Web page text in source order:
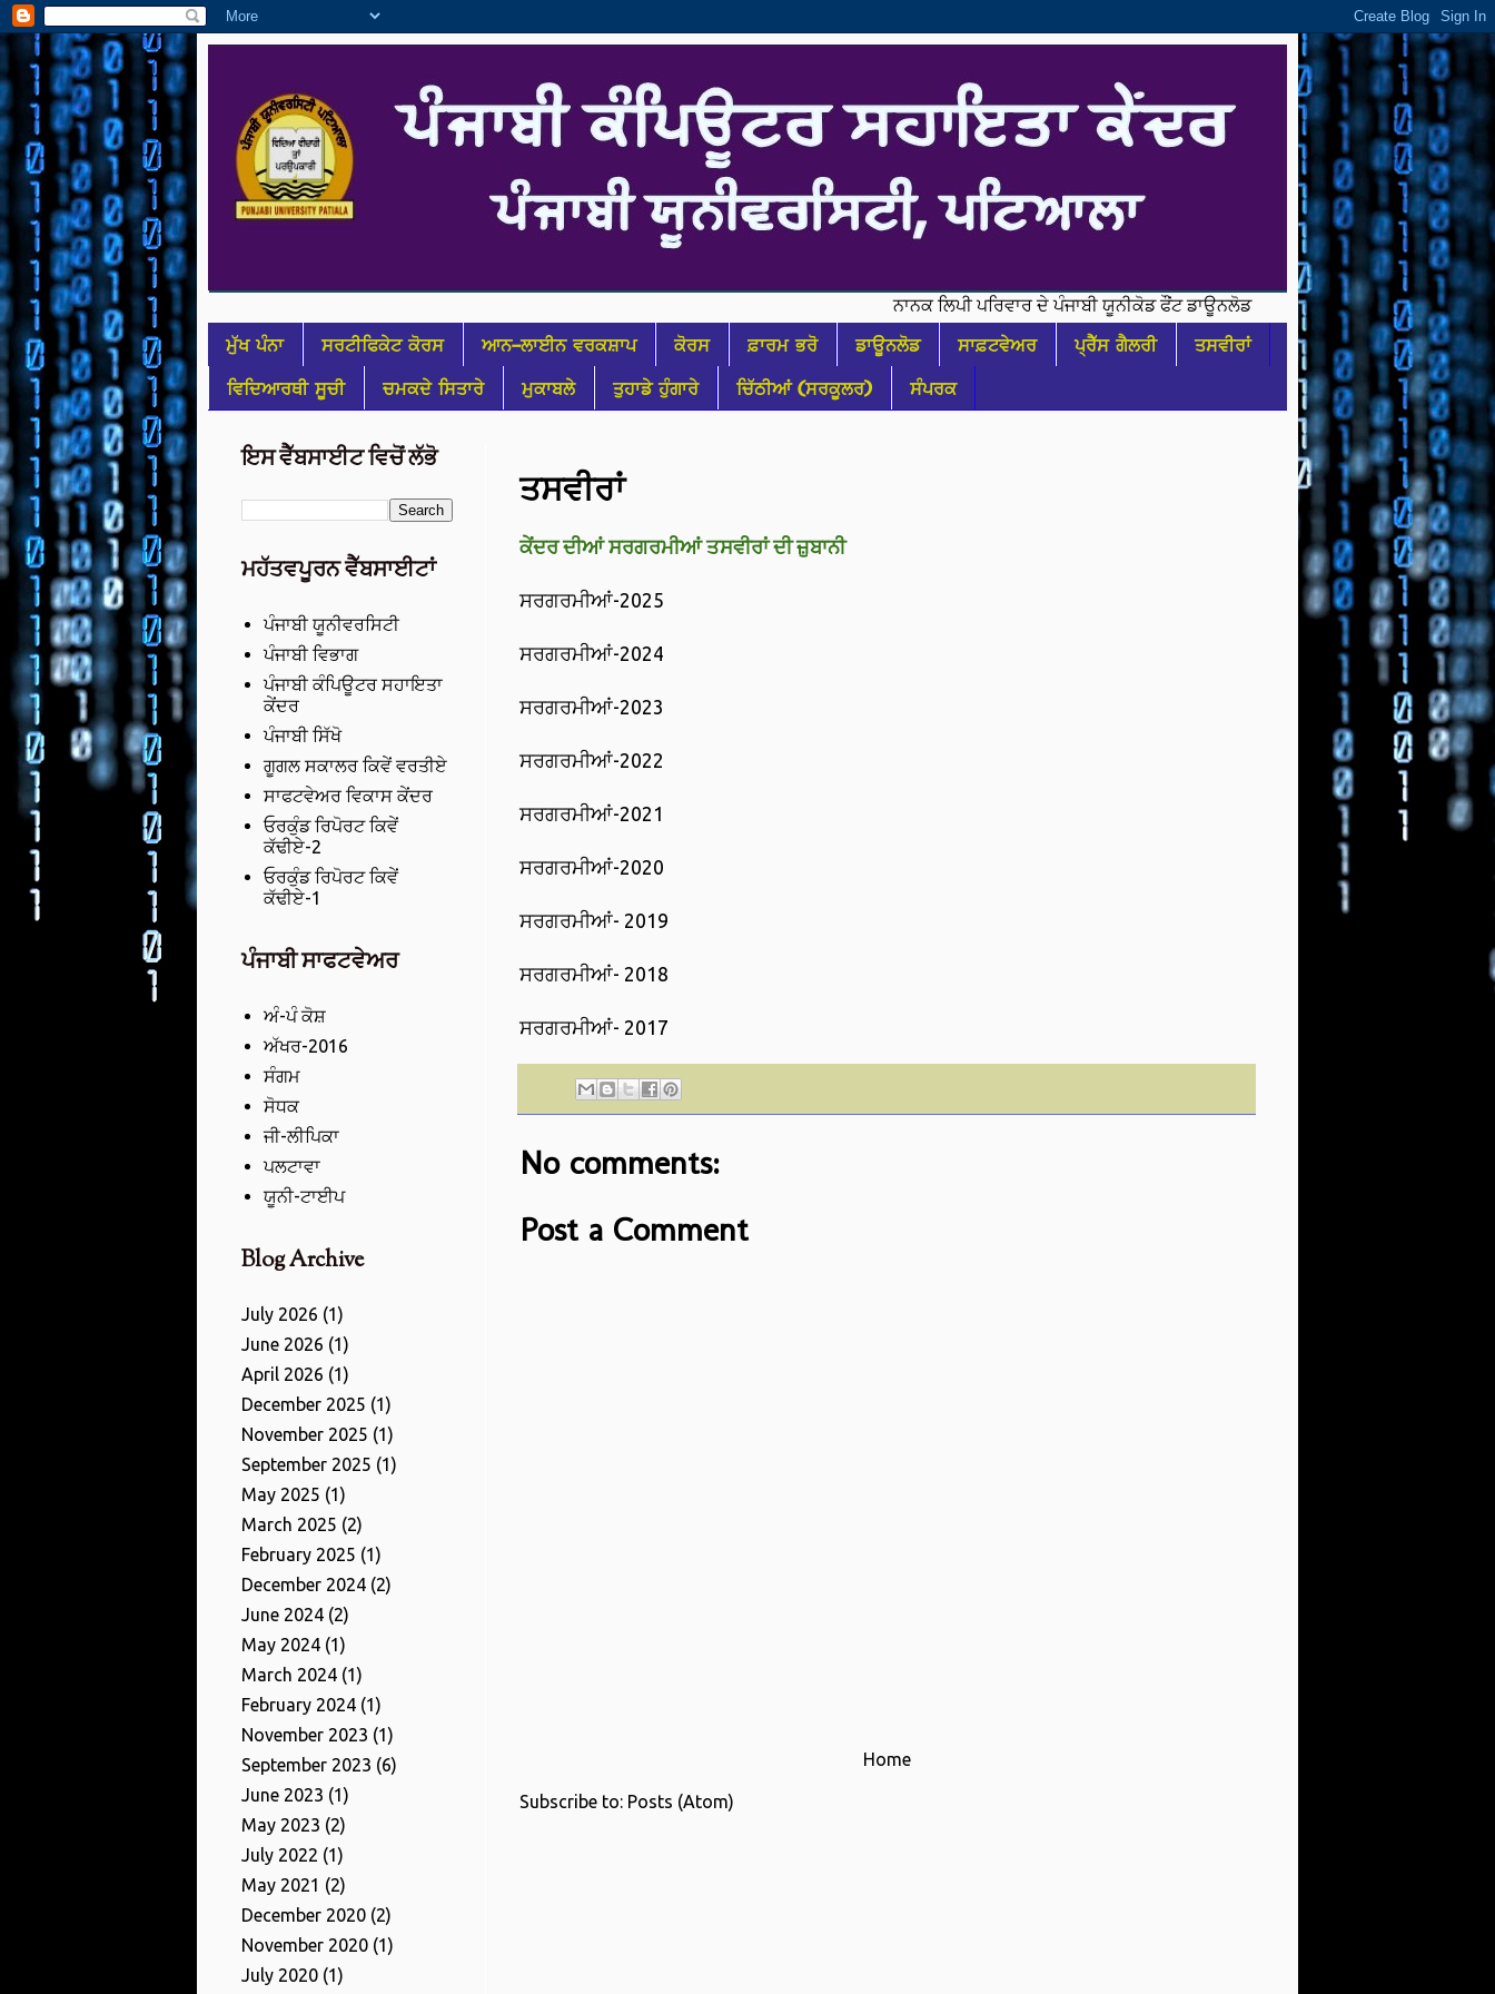
ਨਾਨਕ ਲਿਪੀ ਪਰਿਵਾਰ ਦੇ ਪੰਜਾਬੀ ਯੂਨੀਕੋਡ ਫੌਂਟ ਡਾਊਨਲੋਡ ਕਰੋ
ਮੁੱਖ ਪੰਨਾ ਸਰਟੀਫਿਕੇਟ ਕੋਰਸ ਆਨ-ਲਾਈਨ ਵਰਕਸ਼ਾਪ ਕੋਰਸ ਫ਼ਾਰਮ ਭਰੋ ਡਾਊਨਲੋਡ ਸਾਫ਼ਟਵੇਅਰ ਪ੍ਰੈੱਸ ਗੈਲਰੀ
ਤਸਵੀਰਾਂ
ਵਿਦਿਆਰਥੀ ਸੂਚੀ
ਚਮਕਦੇ ਸਿਤਾਰੇ ਮੁਕਾਬਲੇ ਤੁਹਾਡੇ ਹੁੰਗਾਰੇ ਚਿੱਠੀਆਂ (ਸਰਕੂਲਰ) ਸੰਪਰਕ
ਤਸਵੀਰਾਂ
ਕੇਂਦਰ ਦੀਆਂ ਸਰਗਰਮੀਆਂ ਤਸਵੀਰਾਂ ਦੀ ਜ਼ੁਬਾਨੀ
ਸਰਗਰਮੀਆਂ-2025
ਸਰਗਰਮੀਆਂ-2024
ਸਰਗਰਮੀਆਂ-2023
ਸਰਗਰਮੀਆਂ-2022
ਸਰਗਰਮੀਆਂ-2021
ਸਰਗਰਮੀਆਂ-2020
ਸਰਗਰਮੀਆਂ- 2019
ਸਰਗਰਮੀਆਂ- 2018
ਸਰਗਰਮੀਆਂ- 2017
No comments:
Post a Comment
Home
Subscribe to: Posts (Atom)
ਇਸ ਵੈੱਬਸਾਈਟ ਵਿਚੋਂ ਲੱਭੋ
ਮਹੱਤਵਪੂਰਨ ਵੈੱਬਸਾਈਟਾਂ
ਪੰਜਾਬੀ ਯੂਨੀਵਰਸਿਟੀ
ਪੰਜਾਬੀ ਵਿਭਾਗ
ਪੰਜਾਬੀ ਕੰਪਿਊਟਰ ਸਹਾਇਤਾ
ਕੇਂਦਰ
ਪੰਜਾਬੀ ਸਿੱਖੋ
ਗੂਗਲ ਸਕਾਲਰ ਕਿਵੇਂ ਵਰਤੀਏ
ਸਾਫਟਵੇਅਰ ਵਿਕਾਸ ਕੇਂਦਰ
ਓਰਕੁੰਡ ਰਿਪੋਰਟ ਕਿਵੇਂ
ਕੱਢੀਏ-2
ਓਰਕੁੰਡ ਰਿਪੋਰਟ ਕਿਵੇਂ
ਕੱਢੀਏ-1
ਪੰਜਾਬੀ ਸਾਫਟਵੇਅਰ
ਅੰ-ਪੰ ਕੋਸ਼
ਅੱਖਰ-2016
ਸੰਗਮ
ਸੋਧਕ
ਜੀ-ਲੀਪਿਕਾ
ਪਲਟਾਵਾ
ਯੂਨੀ-ਟਾਈਪ
Blog Archive
July 2026 (1)
June 2026 (1)
April 2026 (1)
December 2025 (1)
November 2025 (1)
September 2025 (1)
May 2025 (1)
March 2025 (2)
February 2025 (1)
December 2024 (2)
June 2024 (2)
May 2024 (1)
March 2024 (1)
February 2024 (1)
November 2023 (1)
September 2023 (6)
June 2023 (1)
May 2023 (2)
July 2022 (1)
May 2021 (2)
December 2020 (2)
November 2020 (1)
July 2020 (1)